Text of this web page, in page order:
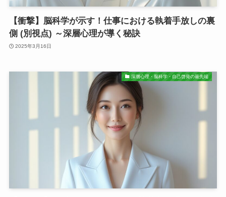
【衝撃】脳科学が示す！仕事における執着手放しの裏
側 (別視点) ～深層心理が導く秘訣
2025年3月16日
深層心理・脳科学・自己啓発の最先端